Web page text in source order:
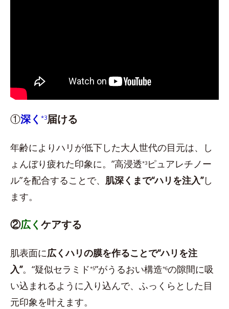
①深く *3届ける
年齢によりハリが低下した大人世代の目元は、し
ょんぼり疲れた印象に。”高浸透*3 ピュアレチノー
ル”を配合することで、 肌深くまで“ハリを注入”し
ます。
②広く ケアする
肌表面に広くハリの膜を作ることで“ハリを注
入”。“疑似セラミド*5”がうるおい構造*6の隙間に吸
い込まれるように入り込んで、ふっくらとした目
元印象を叶えます。